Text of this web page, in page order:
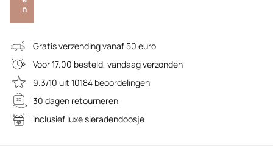
n
Gratis verzending vanaf 50 euro
Voor 17.00 besteld, vandaag verzonden
9.3/10 uit 10184 beoordelingen
30 dagen retourneren
Inclusief luxe sieradendoosje